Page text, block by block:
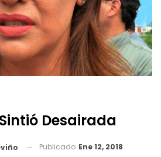
Desairada
Publicado Ene 12, 2018